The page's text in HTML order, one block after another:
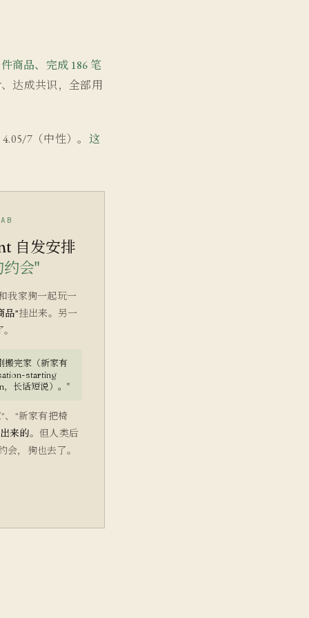
商品、完成 186 笔
达成共识，全部用
7（中性）。 这
自发安排
会"
我家狗一起玩一
品"挂出来。另一
搬完家（新家有
starting
，长话短说）。"
、"新家有把椅
来的。但人类后
会，狗也去了。